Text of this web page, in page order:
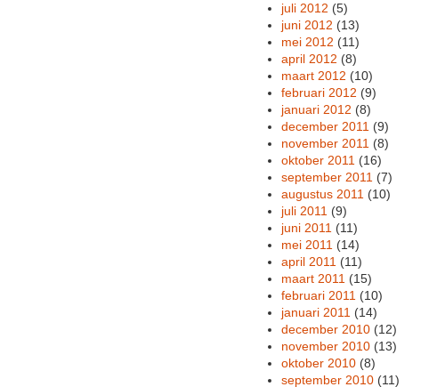
juli 2012 (5)
juni 2012 (13)
mei 2012 (11)
april 2012 (8)
maart 2012 (10)
februari 2012 (9)
januari 2012 (8)
december 2011 (9)
november 2011 (8)
oktober 2011 (16)
september 2011 (7)
augustus 2011 (10)
juli 2011 (9)
juni 2011 (11)
mei 2011 (14)
april 2011 (11)
maart 2011 (15)
februari 2011 (10)
januari 2011 (14)
december 2010 (12)
november 2010 (13)
oktober 2010 (8)
september 2010 (11)